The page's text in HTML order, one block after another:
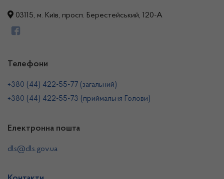
03115, м. Київ, просп. Берестейський, 120-А
Телефони
+380 (44) 422-55-77 (загальний)
+380 (44) 422-55-73 (приймальня Голови)
Електронна пошта
dls@dls.gov.ua